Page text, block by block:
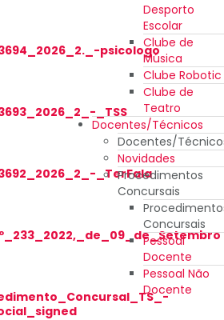
Desporto
Escolar
Clube de
Música
Clube Robotic
Clube de
Teatro
Docentes/Técnicos
Docentes/
Novidades
Procedimentos
Concursais
Concursais
Pessoal
Docente
Pessoal Não
Docente
psicologo
_TSS
_TerFala